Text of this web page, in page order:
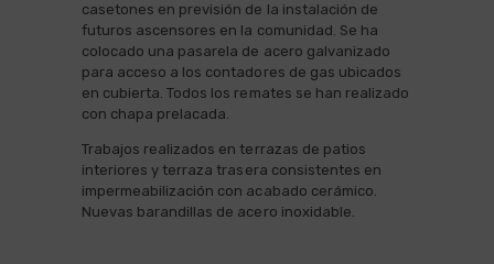
casetones en previsión de la instalación de
futuros ascensores en la comunidad. Se ha
colocado una pasarela de acero galvanizado
para acceso a los contadores de gas ubicados
en cubierta. Todos los remates se han realizado
con chapa prelacada.
Trabajos realizados en terrazas de patios
interiores y terraza trasera consistentes en
impermeabilización con acabado cerámico.
Nuevas barandillas de acero inoxidable.